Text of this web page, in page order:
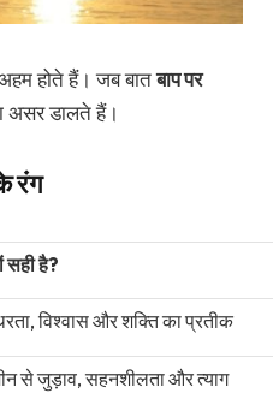
होते हैं। जब बातबाप पर
असर डालते हैं।
रंग
सही है?
विश्वास और शक्ति का प्रतीक
से जुड़ाव, सहनशीलता और त्याग